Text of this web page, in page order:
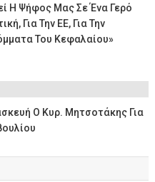
Η Ψήφος Μας Σε Ένα Γερό
Για Την ΕΕ, Για Την
Του Κεφαλαίου»
Ο Κυρ. Μητσοτάκης Για